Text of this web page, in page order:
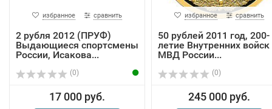
избранное сравнить
2 рубля 2012 (ПРУФ)
Выдающиеся спортсмены
России, Исакова...
(0)
17 000 руб.
избранное сравнить
50 рублей 2011 год, 200-
летие Внутренних войск
МВД России...
(0)
245 000 руб.